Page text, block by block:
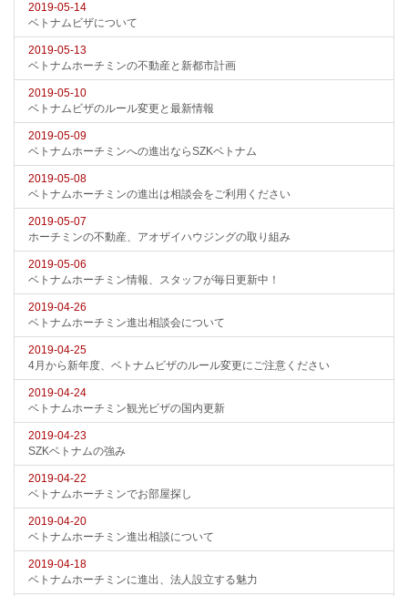
2019-05-14
ベトナムビザについて
2019-05-13
ベトナムホーチミンの不動産と新都市計画
2019-05-10
ベトナムビザのルール変更と最新情報
2019-05-09
ベトナムホーチミンへの進出ならSZKベトナム
2019-05-08
ベトナムホーチミンの進出は相談会をご利用ください
2019-05-07
ホーチミンの不動産、アオザイハウジングの取り組み
2019-05-06
ベトナムホーチミン情報、スタッフが毎日更新中！
2019-04-26
ベトナムホーチミン進出相談会について
2019-04-25
4月から新年度、ベトナムビザのルール変更にご注意ください
2019-04-24
ベトナムホーチミン観光ビザの国内更新
2019-04-23
SZKベトナムの強み
2019-04-22
ベトナムホーチミンでお部屋探し
2019-04-20
ベトナムホーチミン進出相談について
2019-04-18
ベトナムホーチミンに進出、法人設立する魅力